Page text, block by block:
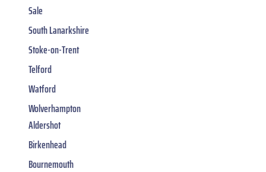
Sale
South Lanarkshire
Stoke-on-Trent
Telford
Watford
Wolverhampton
Aldershot
Birkenhead
Bournemouth